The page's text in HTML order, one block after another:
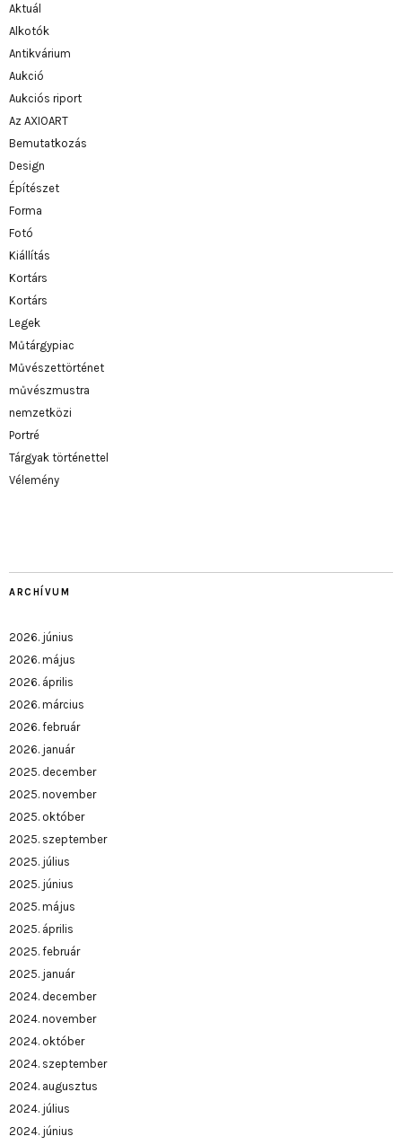
Aktuál
Alkotók
Antikvárium
Aukció
Aukciós riport
Az AXIOART
Bemutatkozás
Design
Építészet
Forma
Fotó
Kiállítás
Kortárs
Kortárs
Legek
Műtárgypiac
Művészettörténet
művészmustra
nemzetközi
Portré
Tárgyak történettel
Vélemény
ARCHÍVUM
2026. június
2026. május
2026. április
2026. március
2026. február
2026. január
2025. december
2025. november
2025. október
2025. szeptember
2025. július
2025. június
2025. május
2025. április
2025. február
2025. január
2024. december
2024. november
2024. október
2024. szeptember
2024. augusztus
2024. július
2024. június